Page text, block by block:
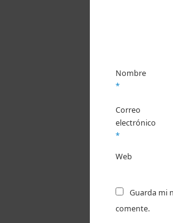
Nombre
*
Correo
electrónico
*
Web
Guarda mi
comente.